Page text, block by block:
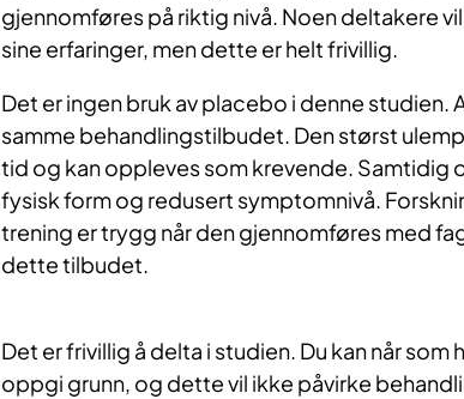
gjennomføres på riktig nivå. Noen deltakere
sine erfaringer, men dette er helt frivillig.
Det er ingen bruk av placebo i denne studien.
samme behandlingstilbudet. Den størst
tid og kan oppleves som krevende. Samtidig
fysisk form og redusert symptomnivå.
trening er trygg når den gjennomføres med
dette tilbudet.
Det er frivillig å delta i studien. Du kan når som
oppgi grunn, og dette vil ikke påvirke